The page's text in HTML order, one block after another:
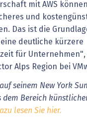
mit AWS
und
Das ist die
deutliche kürzere
für Unternehmen",
Alps Region bei
seinem New York
dem Bereich
lesen Sie hier.